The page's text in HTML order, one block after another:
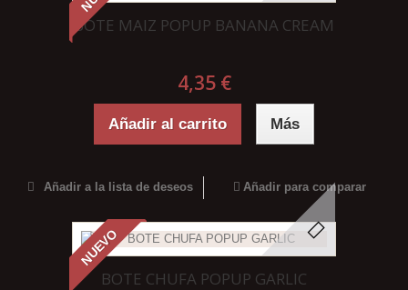
BOTE MAIZ POPUP BANANA CREAM
4,35 €
Añadir al carrito Más
Añadir a la lista de deseos Añadir para comparar
NUEVO
BOTE CHUFA POPUP GARLIC